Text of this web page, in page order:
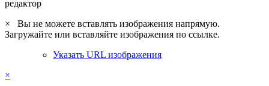
редактор
×
Вы не можете вставлять изображения напрямую.
Загружайте или вставляйте изображения по ссылке.
Указать URL изображения
×